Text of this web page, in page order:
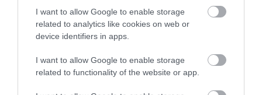
I want to allow Google to enable storage
related to analytics like cookies on web or
device identifiers in apps.
I want to allow Google to enable storage
related to functionality of the website or app.
egészségügyi állapotáról
A bennfentes azt is állítja, hogy Kamillának és
Katalinnak mindig is feszült kapcsolata volt, és a